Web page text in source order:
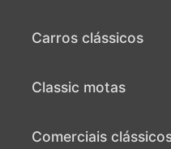
Carros clássicos
Classic motas
Comerciais